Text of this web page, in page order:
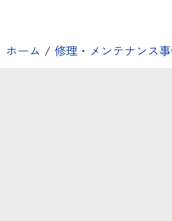
ホーム / 修理・メンテナンス